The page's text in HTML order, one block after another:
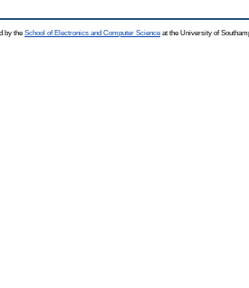
by the School of Electronics and Computer Science at the University of